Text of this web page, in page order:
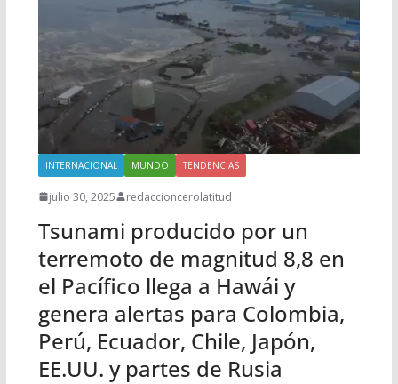
INTERNACIONAL MUNDO TENDENCIAS
julio 30, 2025 redaccioncerolatitud
Tsunami producido por un
terremoto de magnitud 8,8 en
el Pacífico llega a Hawái y
genera alertas para Colombia,
Perú, Ecuador, Chile, Japón,
EE.UU. y partes de Rusia